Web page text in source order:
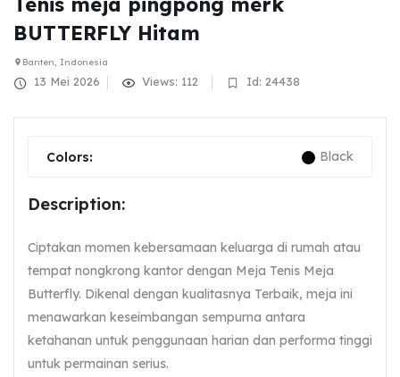
BUTTERFLY Hitam
Banten, Indonesia
13 Mei 2026 Views: 112 Id: 24438
Colors: Black
Description:
Ciptakan momen kebersamaan keluarga di rumah atau
tempat nongkrong kantor dengan Meja Tenis Meja
Butterfly. Dikenal dengan kualitasnya Terbaik, meja ini
menawarkan keseimbangan sempurna antara
ketahanan untuk penggunaan harian dan performa tinggi
untuk permainan serius.